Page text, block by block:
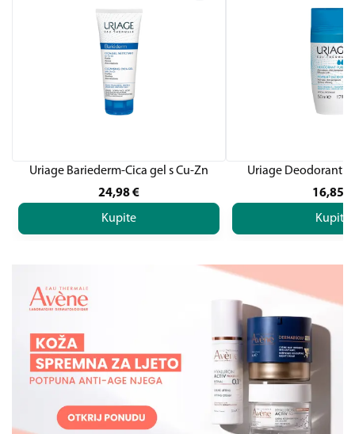
Uriage Bariederm-Cica gel s Cu-Zn
24,98€
Kupite
Uriage Deodorant
16,85
Kupite